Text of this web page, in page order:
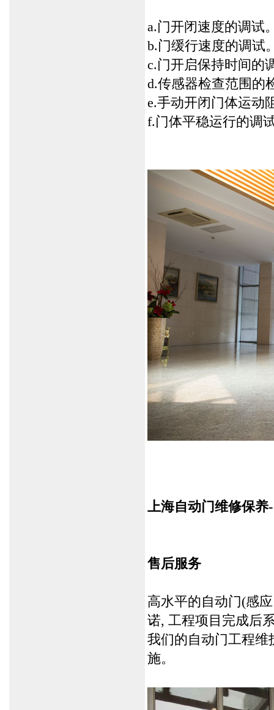
a.门开闭速度的调试
b.门缓行速度的调试
c.门开启保持时间的
d.传感器检查范围的
e.手动开闭门体运动
f.门体平稳运行的调
上海自动门维修保养
售后服务
高水平的自动门 (感
诺, 工程项目完成后
我们的自动门工程
施。